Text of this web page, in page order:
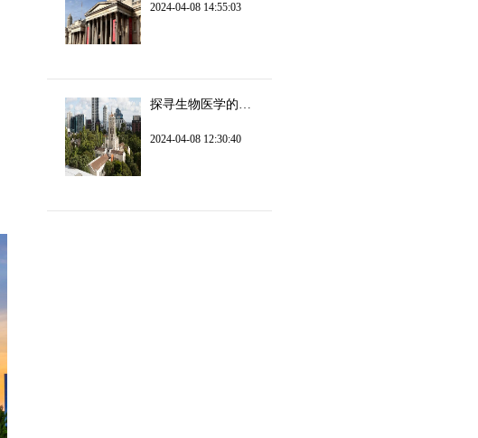
2024-04-08 14:55:03
探寻生物医学的未来：新西兰奥克兰大学研究生篇
2024-04-08 12:30:40